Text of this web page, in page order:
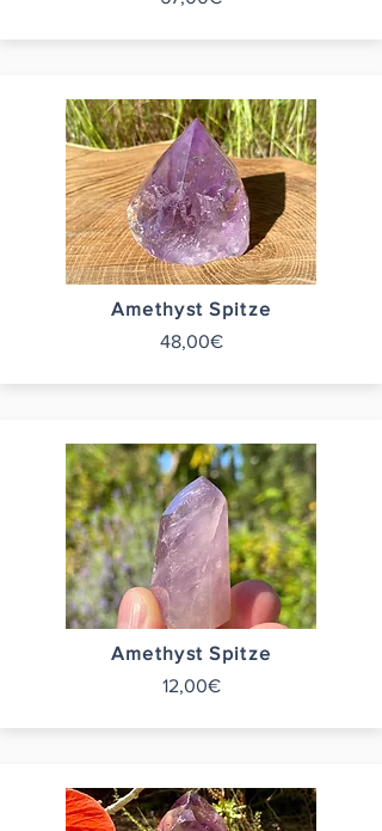
Amethyst Spitze
48,00€
Amethyst Spitze
12,00€